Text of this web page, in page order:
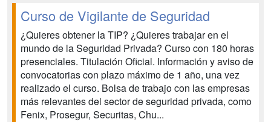
Curso de Vigilante de Seguridad
¿Quieres obtener la TIP? ¿Quieres trabajar en el
mundo de la Seguridad Privada? Curso con 180 horas
presenciales. Titulación Oficial. Información y aviso de
convocatorias con plazo máximo de 1 año, una vez
realizado el curso. Bolsa de trabajo con las empresas
más relevantes del sector de seguridad privada, como
Fenix, Prosegur, Securitas, Chu...